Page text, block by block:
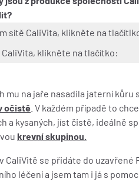
sítě CaliVita, klikněte na
klikněte na tlačítko:
mu na jaře nasadila jaterní
očistě . V každém případě to
a kysaných, jíst čistě, ideálně
krevní skupinou.
CaliVitě se přidáte do uzavřené
léčení a jsem tam i já s